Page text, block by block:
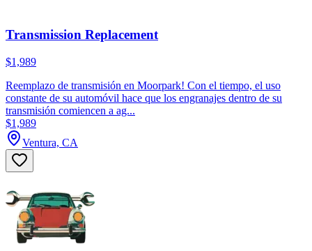
Transmission Replacement
$1,989
Reemplazo de transmisión en Moorpark! Con el tiempo, el uso
constante de su automóvil hace que los engranajes dentro de su
transmisión comiencen a ag...
$1,989
Ventura, CA